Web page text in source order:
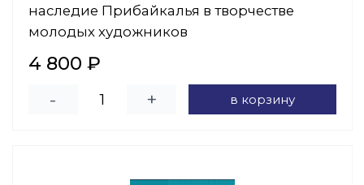
наследие Прибайкалья в творчестве
молодых художников
4 800 ₽
-
+ в корзину